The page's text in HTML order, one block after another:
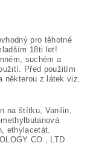
pro těhotné
18ti let!
suchém a
Před použitím
některou z látek viz.
na štítku, Vanilin,
ethylacetát.
CO., LTD